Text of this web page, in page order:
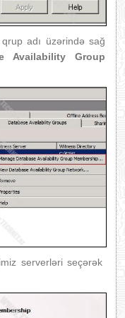
qrup adı üzərində sağ
Availability Group
serverləri seçərək